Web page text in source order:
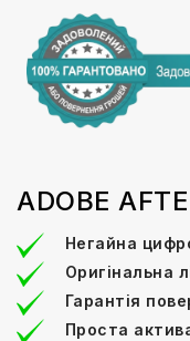
ADOBE
Негайна
Оригінальна
Гарантія
Проста